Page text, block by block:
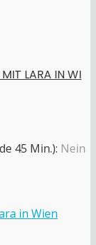
LARA IN WI
45 Min.): Nein